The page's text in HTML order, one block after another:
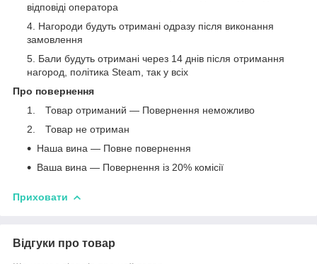
відповіді оператора
Нагороди будуть отримані одразу після виконання
замовлення
Бали будуть отримані через 14 днів після отримання
нагород, політика Steam, так у всіх
Про повернення
⠀Товар отриманий — Повернення неможливо
⠀Товар не отриман
Наша вина — Повне повернення
Ваша вина — Повернення із 20% комісії
Приховати
Відгуки про товар